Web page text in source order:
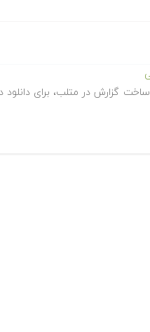
ساخت گزارش در متلب، برای دانلود